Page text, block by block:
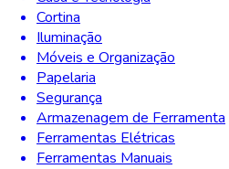
Cortina
Iluminação
Móveis e Organização
Papelaria
Segurança
Armazenagem de Ferramenta
Ferramentas Elétricas
Ferramentas Manuais